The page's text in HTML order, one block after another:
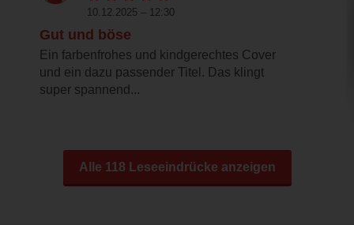
10.12.2025 – 12:30
Gut und böse
Ein farbenfrohes und kindgerechtes Cover
und ein dazu passender Titel. Das klingt
super spannend...
Alle 118 Leseeindrücke anzeigen